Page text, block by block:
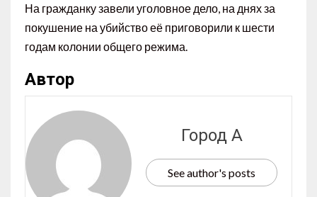
На гражданку завели уголовное дело, на днях за
покушение на убийство её приговорили к шести
годам колонии общего режима.
Автор
Город А
See author's posts